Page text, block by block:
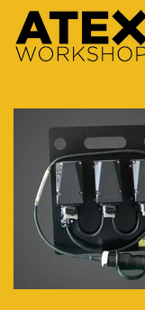
Terug naar